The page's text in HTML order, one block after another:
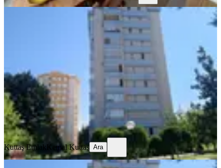
Etimesgut Ayyıldız Mh Arakat
Kombili Asansör A.otoparklı Güney
Etimesgut, Ayyıldız Mahallesi
135 m² · 2. Kat · 22.07.2026
6.200.000 ₺
Kuttaş Emlak Kemal Kuttaş
Ara
Kuttaş Emlak Kemal Kuttaş Ara